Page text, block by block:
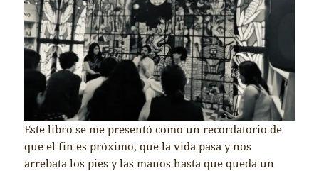
Este libro se me presentó como un recordatorio de
que el fin es próximo, que la vida pasa y nos
arrebata los pies y las manos hasta que queda un